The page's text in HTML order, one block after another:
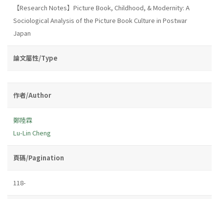
【Research Notes】Picture Book, Childhood, & Modernity: A
Sociological Analysis of the Picture Book Culture in Postwar
Japan
論文屬性/Type
作者/Author
鄭陸霖
Lu-Lin Cheng
頁碼/Pagination
118-